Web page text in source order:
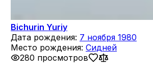
Bichurin Yuriy
Дата рождения: 7 ноября 1980
Место рождения: Сидней
280 просмотров